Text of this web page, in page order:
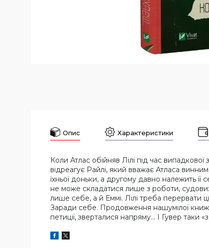
Опис Характеристики
Коли Атлас обійняв Лілі під час
відреагує Райлі, який вважає Атласа
їхньої доньки, а другому давно належить
не може складатися лише з роботи,
лише себе, а й Еммі. Лілі треба перервати
Заради себе. Продовження нашумілої
петиції, зверталися напряму… І Гувер таки